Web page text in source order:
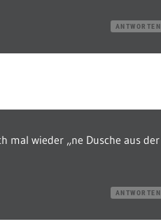
ANTWORTEN
mal wieder „ne Dusche aus der
ANTWORTEN